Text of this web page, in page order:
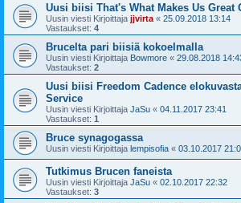
Uusi biisi That's What Makes Us Great
Uusin viesti Kirjoittaja jjvirta « 25.09.2018 13:14
Vastaukset: 4
Brucelta pari biisiä kokoelmalla
Uusin viesti Kirjoittaja Bowmore « 29.08.2018
Vastaukset: 2
Uusi biisi Freedom Cadence
Service
Uusin viesti Kirjoittaja JaSu « 04.11.2017 23:41
Vastaukset: 1
Bruce synagogassa
Uusin viesti Kirjoittaja lempisofia « 03.10.2017
Tutkimus Brucen faneista
Uusin viesti Kirjoittaja JaSu « 02.10.2017 22:32
Vastaukset: 3